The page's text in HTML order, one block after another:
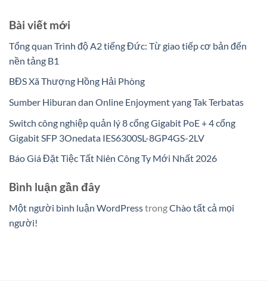
Bài viết mới
Tổng quan Trình độ A2 tiếng Đức: Từ giao tiếp cơ bản đến
nền tảng B1
BĐS Xã Thượng Hồng Hải Phòng
Sumber Hiburan dan Online Enjoyment yang Tak Terbatas
Switch công nghiệp quản lý 8 cổng Gigabit PoE + 4 cổng
Gigabit SFP 3Onedata IES6300SL-8GP4GS-2LV
Báo Giá Đặt Tiệc Tất Niên Công Ty Mới Nhất 2026
Bình luận gần đây
Một người bình luận WordPresstrongChào tất cả mọi
người!